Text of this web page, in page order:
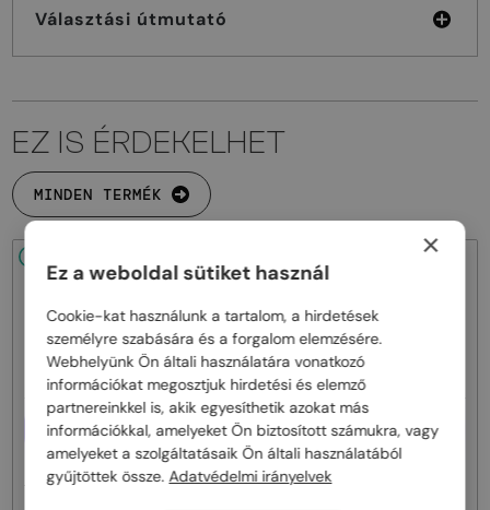
Választási útmutató
EZ IS ÉRDEKELHET
MINDEN TERMÉK
EGYFÓKUSZÚ LENCSÉVEL PLUSZ
25 000 FT
Tom Ford — Optikai keretek
TF5998-K-B - 020 - 51 - KÉK-IBOLYA
25 000 FT
Tom Ford
TF5998-K-B ECO - 001 - 51 - KÉK-
×
Ez a weboldal sütiket használ
Cookie-kat használunk a tartalom, a hirdetések
személyre szabására és a forgalom elemzésére.
Webhelyünk Ön általi használatára vonatkozó
információkat megosztjuk hirdetési és elemző
partnereinkkel is, akik egyesíthetik azokat más
információkkal, amelyeket Ön biztosított számukra, vagy
amelyeket a szolgáltatásaik Ön általi használatából
gyűjtöttek össze. Adatvédelmi irányelvek